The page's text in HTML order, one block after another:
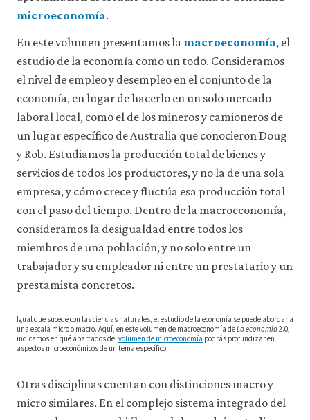
que
una
iniciada).
También
utilizar
cookies
analíticas
que
nos
a
mejorar
y
la
de
de
nuestro
sitio
web.
cookies
solo
microeconomía.
En este volumen presentamos la macroeconomía, el
estudio de la economía como un todo. Consideramos
el nivel de empleo y desempleo en el conjunto de la
economía, en lugar de hacerlo en un solo mercado
laboral local, como el de los mineros y camioneros de
un lugar específico de Australia que conocieron Doug
y Rob. Estudiamos la producción total de bienes y
servicios de todos los productores, y no la de una sola
empresa, y cómo crece y fluctúa esa producción total
con el paso del tiempo. Dentro de la macroeconomía,
consideramos la desigualdad entre todos los
miembros de una población, y no solo entre un
trabajador y su empleador ni entre un prestatario y un
prestamista concretos.
Igual que sucede con las ciencias naturales, el estudio de la economía se puede abordar a
una escala micro o macro. Aquí, en este volumen de macroeconomía deLa economía2.0,
indicamos en qué apartados delvolumen de microeconomía podrás profundizar en
aspectos microeconómicos de un tema específico.
Otras disciplinas cuentan con distinciones macro y
micro similares. En el complejo sistema integrado del